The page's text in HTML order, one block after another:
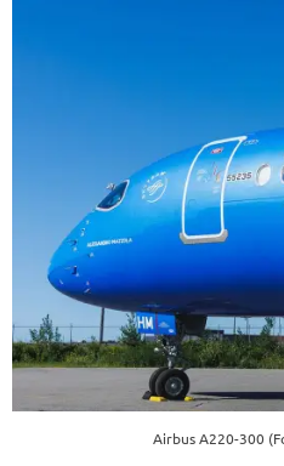
Airbus A220-300